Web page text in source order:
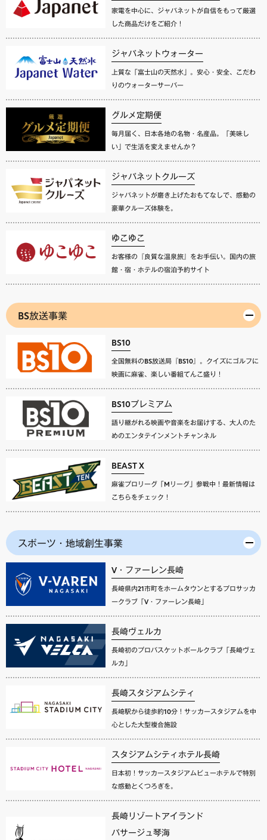
家電を中心に、ジャパネットが自信をもって厳選
した商品だけをご紹介！
ジャパネットウォーター
上質な「富士山の天然水」。安心・安全、こだわ
りのウォーターサーバー
グルメ定期便
毎月届く、日本各地の名物・名産品。「美味し
い」で生活を変えませんか？
ジャパネットクルーズ
ジャパネットが磨き上げたおもてなしで、感動の
豪華クルーズ体験を。
ゆこゆこ
お客様の『良質な温泉旅』をお手伝い。国内の旅
館・宿・ホテルの宿泊予約サイト
BS放送事業
BS10
全国無料のBS放送局『BS10』。クイズにゴルフに
映画に麻雀、楽しい番組てんこ盛り！
BS10プレミアム
語り継がれる映画や音楽をお届けする、大人のた
めのエンタテインメントチャンネル
BEAST X
麻雀プロリーグ「Mリーグ」参戦中！最新情報は
こちらをチェック！
スポーツ・地域創生事業
V・ファーレン長崎
長崎県内21市町をホームタウンとするプロサッカ
ークラブ「V・ファーレン長崎」
長崎ヴェルカ
長崎初のプロバスケットボールクラブ「長崎ヴェ
ルカ」
長崎スタジアムシティ
長崎駅から徒歩約10分！サッカースタジアムを中
心とした大型複合施設
スタジアムシティホテル長崎
日本初！サッカースタジアムビューホテルで特別
な感動とくつろぎを。
長崎リゾートアイランド
パサージュ琴海